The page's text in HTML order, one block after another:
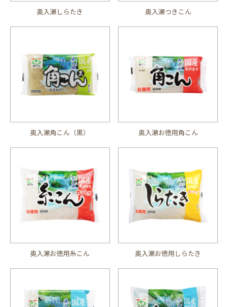
奥入瀬しらたき 奥入瀬つきこん
奥入瀬角こん（黒） 奥入瀬お徳用角こん
奥入瀬お徳用糸こん 奥入瀬お徳用しらたき